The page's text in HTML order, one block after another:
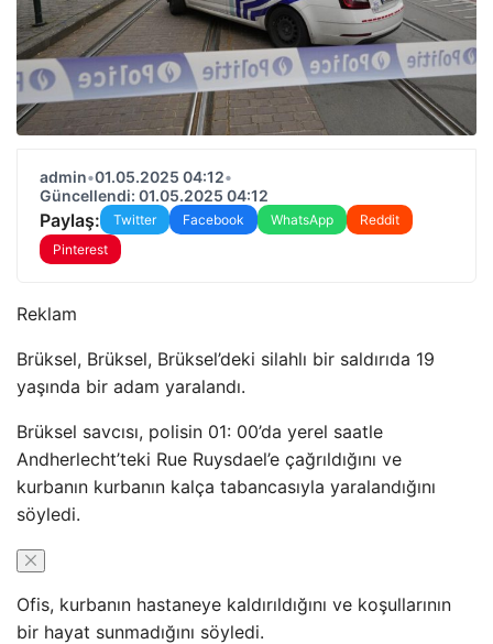
admin•01.05.2025 04:12•
Güncellendi: 01.05.2025 04:12
Paylaş: Twitter Facebook WhatsApp
Reddit
Pinterest
Reklam
Brüksel, Brüksel, Brüksel’deki silahlı bir saldırıda 19
yaşında bir adam yaralandı.
Brüksel savcısı, polisin 01: 00’da yerel saatle
Andherlecht’teki Rue Ruysdael’e çağrıldığını ve
kurbanın kurbanın kalça tabancasıyla yaralandığını
söyledi.
Ofis, kurbanın hastaneye kaldırıldığını ve koşullarının
bir hayat sunmadığını söyledi.